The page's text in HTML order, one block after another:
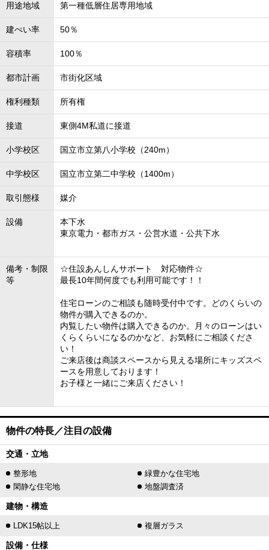
用途地域 第一種低層住居専用地域
建ぺい率 50％
容積率 100％
都市計画 市街化区域
権利種類 所有権
接道 東側4M私道に接道
小学校区 国立市立第八小学校（240m）
中学校区 国立市立第二中学校（1400m）
取引態様 媒介
設備
本下水
東京電力・都市ガス・公営水道・公共下水
備考・制限
等
☆住設あんしんサポート 対応物件☆
最長10年間何度でも利用可能です！！
住宅ローンのご相談も随時受付中です。どのくらいの
物件が購入できるのか。
内覧したい物件は購入できるのか。月々のローンはい
くらくらいになるのかなど、お気軽にご相談くださ
い！
ご来店後は商談スペースから見える場所にキッズスペ
ースを用意しております！
お子様と一緒にご来店ください！
物件の特長／注目の設備
交通・立地
整形地
緑豊かな住宅地
閑静な住宅地
地盤調査済
建物・構造
LDK15帖以上 複層ガラス
設備・仕様